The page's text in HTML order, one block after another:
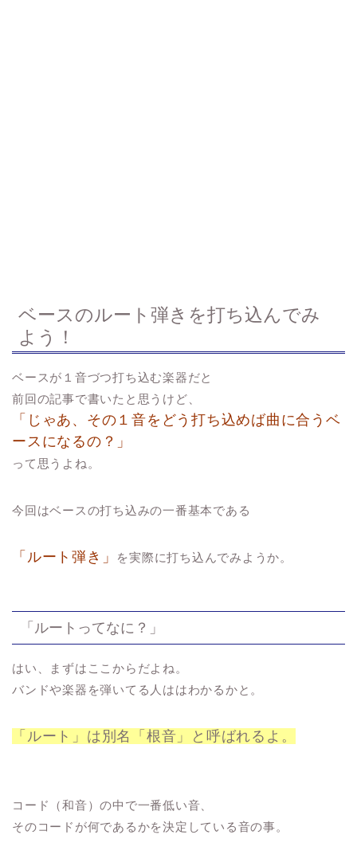
ベースのルート弾きを打ち込んでみ
よう！
ベースが１音づつ打ち込む楽器だと
前回の記事で書いたと思うけど、
「じゃあ、その１音をどう打ち込めば曲に合うベ
ースになるの？」
って思うよね。
今回はベースの打ち込みの一番基本である
「ルート弾き」 を実際に打ち込んでみようか。
「ルートってなに？」
はい、まずはここからだよね。
バンドや楽器を弾いてる人ははわかるかと。
「ルート」は別名「根音」と呼ばれるよ。
コード（和音）の中で一番低い音、
そのコードが何であるかを決定している音の事。